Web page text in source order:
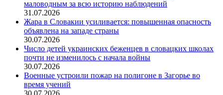
маловодным за всю историю наблюдений
31.07.2026
Жара в Словакии усиливается: повышенная опасность
объявлена на западе страны
30.07.2026
Число детей украинских беженцев в словацких школах
почти не изменилось с начала войны
30.07.2026
Военные устроили пожар на полигоне в Загорье во
время учений
30.07.2026